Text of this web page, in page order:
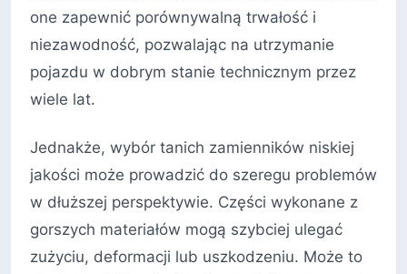
one zapewnić porównywalną trwałość i
niezawodność, pozwalając na utrzymanie
pojazdu w dobrym stanie technicznym przez
wiele lat.
Jednakże, wybór tanich zamienników niskiej
jakości może prowadzić do szeregu problemów
w dłuższej perspektywie. Części wykonane z
gorszych materiałów mogą szybciej ulegać
zużyciu, deformacji lub uszkodzeniu. Może to